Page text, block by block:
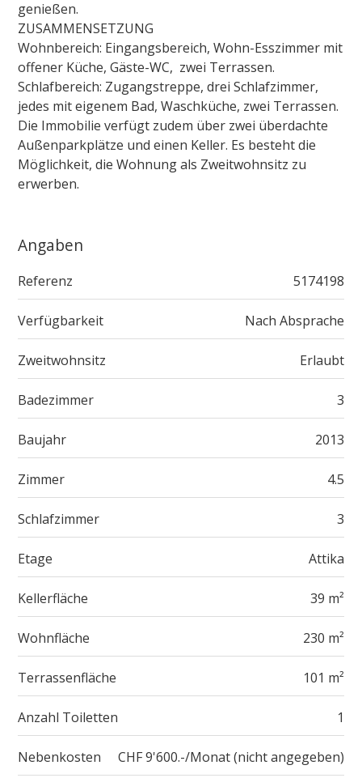
genießen.
ZUSAMMENSETZUNG
Wohnbereich: Eingangsbereich, Wohn-Esszimmer mit
offener Küche, Gäste-WC, zwei Terrassen.
Schlafbereich: Zugangstreppe, drei Schlafzimmer,
jedes mit eigenem Bad, Waschküche, zwei Terrassen.
Die Immobilie verfügt zudem über zwei überdachte
Außenparkplätze und einen Keller. Es besteht die
Möglichkeit, die Wohnung als Zweitwohnsitz zu
erwerben.
Angaben
Referenz 5174198
Verfügbarkeit Nach Absprache
Zweitwohnsitz Erlaubt
Badezimmer 3
Baujahr 2013
Zimmer 4.5
Schlafzimmer 3
Etage Attika
Kellerfläche 39 m²
Wohnfläche 230 m²
Terrassenfläche 101 m²
Anzahl Toiletten 1
Nebenkosten CHF 9'600.-/Monat (nicht angegeben)